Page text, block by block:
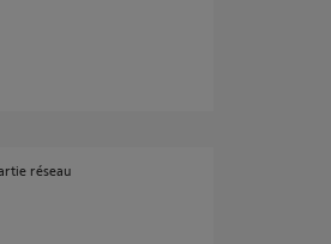
réseau